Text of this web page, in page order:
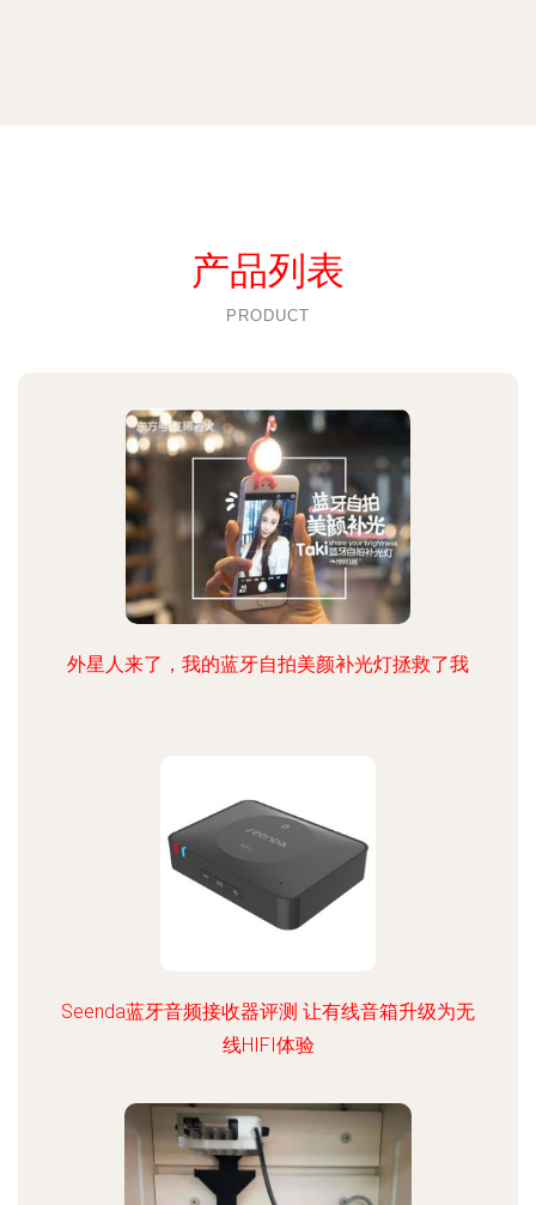
产品列表
PRODUCT
外星人来了，我的蓝牙自拍美颜补光灯拯救了我
Seenda蓝牙音频接收器评测 让有线音箱升级为无
线HIFI体验